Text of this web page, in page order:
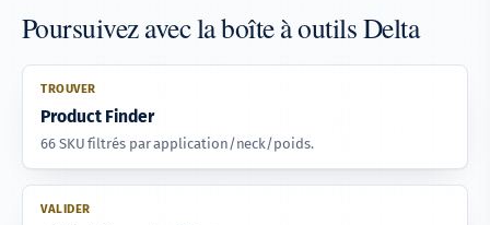
Poursuivez avec la boîte à outils Delta
TROUVER
Product Finder
66 SKU filtrés par application/neck/poids.
VALIDER